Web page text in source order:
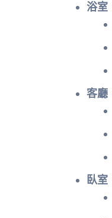
浴室
客廳
臥室